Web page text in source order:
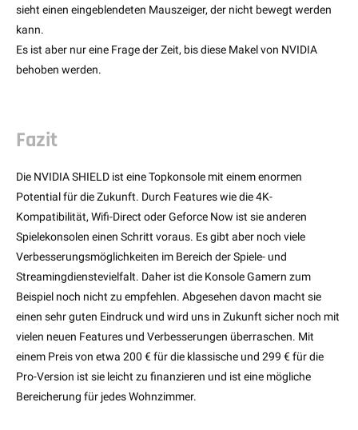
sieht einen eingeblendeten Mauszeiger, der nicht bewegt werden
kann.
Es ist aber nur eine Frage der Zeit, bis diese Makel von NVIDIA
behoben werden.
Fazit
Die NVIDIA SHIELD ist eine Topkonsole mit einem enormen
Potential für die Zukunft. Durch Features wie die 4K-
Kompatibilität, Wifi-Direct oder Geforce Now ist sie anderen
Spielekonsolen einen Schritt voraus. Es gibt aber noch viele
Verbesserungsmöglichkeiten im Bereich der Spiele- und
Streamingdienstevielfalt. Daher ist die Konsole Gamern zum
Beispiel noch nicht zu empfehlen. Abgesehen davon macht sie
einen sehr guten Eindruck und wird uns in Zukunft sicher noch mit
vielen neuen Features und Verbesserungen überraschen. Mit
einem Preis von etwa 200 € für die klassische und 299 € für die
Pro-Version ist sie leicht zu finanzieren und ist eine mögliche
Bereicherung für jedes Wohnzimmer.